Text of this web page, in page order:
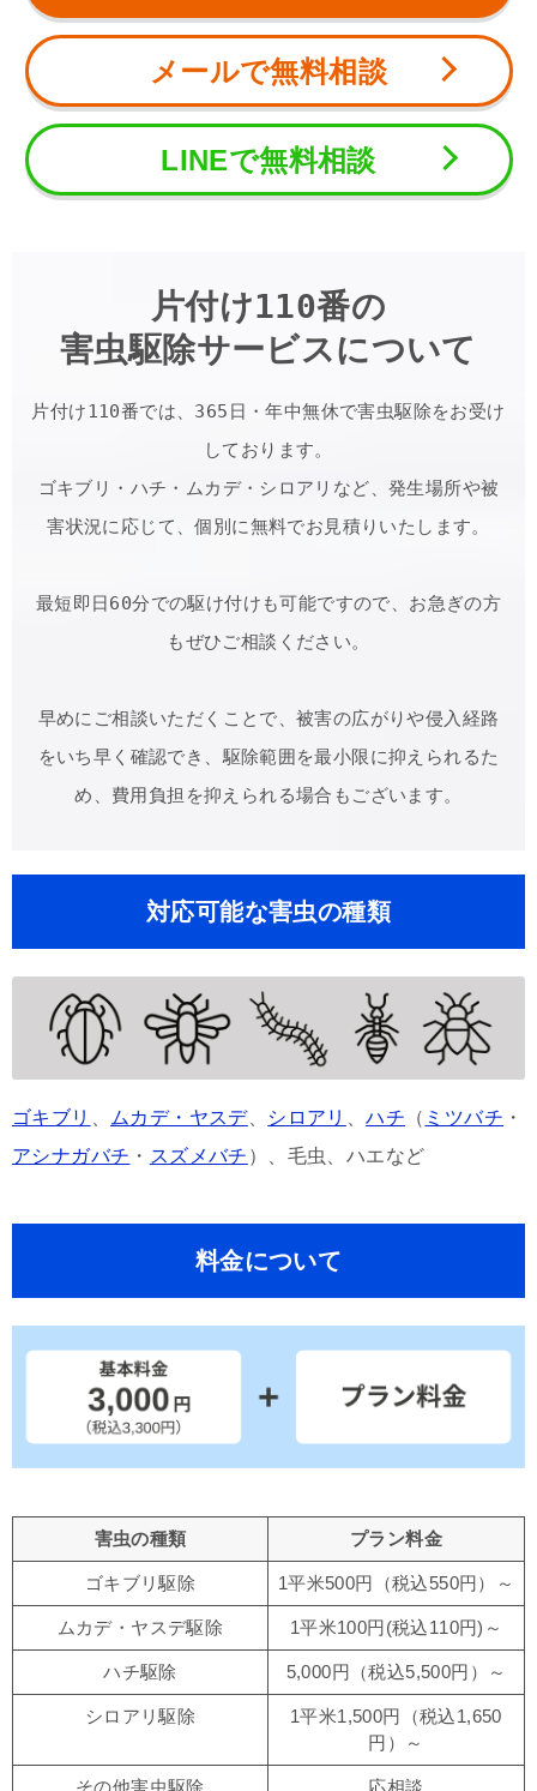
メールで無料相談
LINEで無料相談
片付け110番の
害虫駆除サービスについて
片付け110番では、365日・年中無休で害虫駆除をお受け
しております。
ゴキブリ・ハチ・ムカデ・シロアリなど、発生場所や被
害状況に応じて、個別に無料でお見積りいたします。
最短即日60分での駆け付けも可能ですので、お急ぎの方
もぜひご相談ください。
早めにご相談いただくことで、被害の広がりや侵入経路
をいち早く確認でき、駆除範囲を最小限に抑えられるた
め、費用負担を抑えられる場合もございます。
対応可能な害虫の種類
ゴキブリ ムカデ・ヤスデ、 シロアリ 、ハチ （ ミツバチ ・
アシナガバチ ・ スズメバチ ）、毛虫、ハエなど
料金について
害虫の種類 プラン料金
ゴキブリ駆除 1平米500円（税込550円）～
ムカデ・ヤスデ駆除 1平米100円(税込110円)～
ハチ駆除 5,000円（税込5,500円）～
シロアリ駆除
1平米1,500円（税込1,650
円）～
その他害虫駆除 応相談